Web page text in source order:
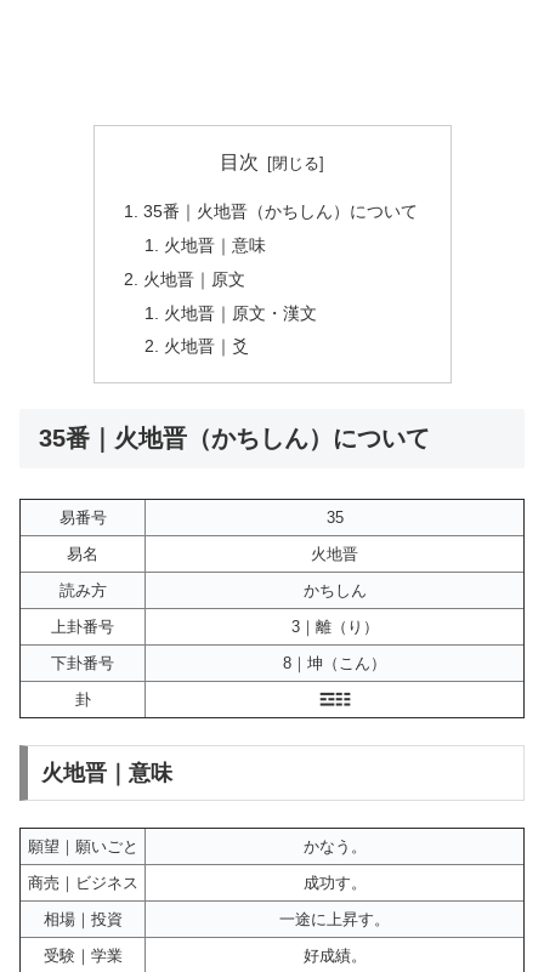
目次
35番｜火地晋（かちしん）について
火地晋｜意味
火地晋｜原文
火地晋｜原文・漢文
火地晋｜爻
35番｜火地晋（かちしん）について
易番号
35
易名
火地晋
読み方
かちしん
上卦番号
3｜離（り）
下卦番号
8｜坤（こん）
卦
☲☷
火地晋｜意味
願望｜願いごと
かなう。
商売｜ビジネス
成功す。
相場｜投資
一途に上昇す。
受験｜学業
好成績。